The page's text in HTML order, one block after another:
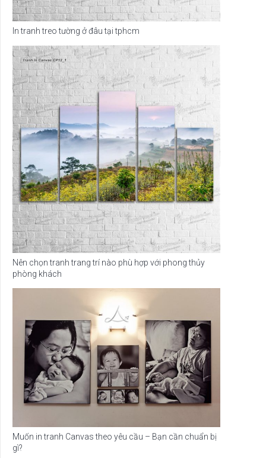
In tranh treo tường ở đâu tại tphcm
Nên chọn tranh trang trí nào phù hợp với phong thủy
phòng khách
Muốn in tranh Canvas theo yêu cầu – Bạn cần chuẩn bị
gì?